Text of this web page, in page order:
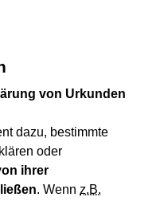
von Urkunden
dazu, bestimmte
oder
ihrer
. Wenn z.B.